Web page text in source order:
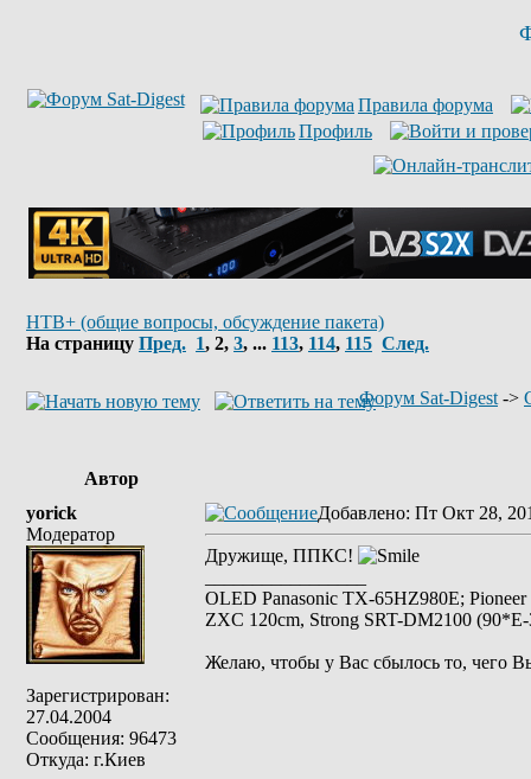
Правила форума
Профиль
НТВ+ (общие вопросы, обсуждение пакета)
На страницу Пред. 1, 2, 3, ... 113, 114, 115 След.
Форум Sat-Digest ->
Автор
yorick
Модератор
Зарегистрирован:
27.04.2004
Сообщения: 96473
Откуда: г.Киев
Добавлено: Пт Окт 28,
Дружище, ППКС!
OLED Panasonic TX-65HZ980E;
ZXC 120cm, Strong SRT-DM2100
Желаю, чтобы у Вас сбылось то, чего